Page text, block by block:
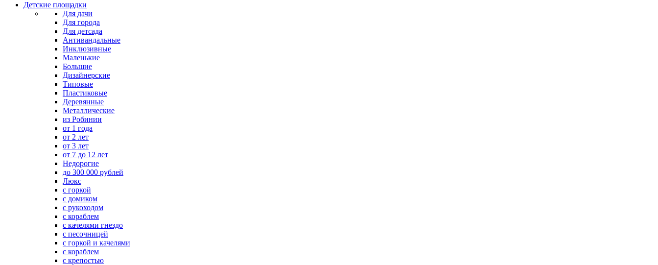
Детские площадки
Для дачи
Для города
Для детсада
Антивандальные
Инклюзивные
Маленькие
Большие
Дизайнерские
Типовые
Пластиковые
Деревянные
Металлические
из Робинии
от 1 года
от 2 лет
от 3 лет
от 7 до 12 лет
Недорогие
до 300 000 рублей
Люкс
с горкой
с домиком
с рукоходом
с кораблем
с качелями гнездо
с песочницей
с горкой и качелями
с кораблем
с крепостью